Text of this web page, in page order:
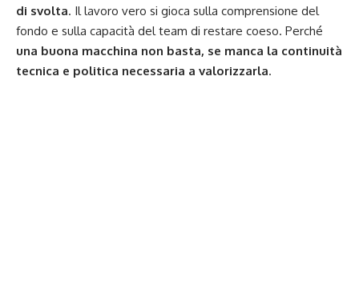
di svolta. Il lavoro vero si gioca sulla comprensione del
fondo e sulla capacità del team di restare coeso. Perché
una buona macchina non basta, se manca la continuità
tecnica e politica necessaria a valorizzarla.